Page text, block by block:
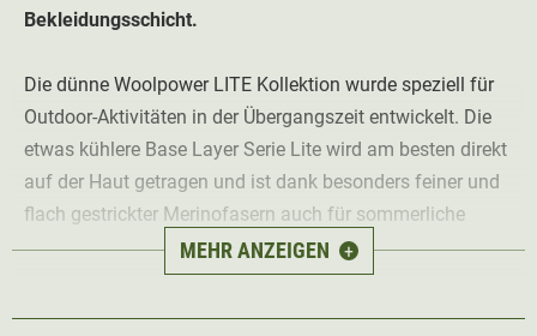
Bekleidungsschicht.
Die dünne Woolpower LITE Kollektion wurde speziell für
Outdoor-Aktivitäten in der Übergangszeit entwickelt. Die
etwas kühlere Base Layer Serie Lite wird am besten direkt
auf der Haut getragen und ist dank besonders feiner und
flach gestrickter Merinofasern auch für sommerliche
Temperaturen optimal geeignet. Das weiche und
elastische Mischgewebe kombiniert das perfekte
MEHR ANZEIGEN +